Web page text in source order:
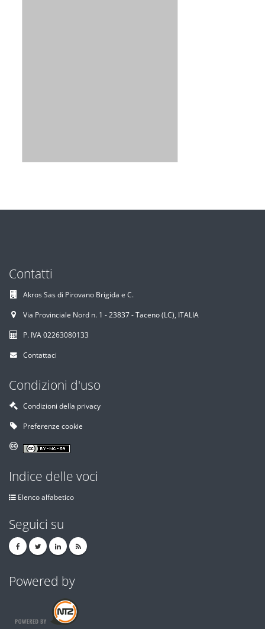
Contatti
Akros Sas di Pirovano Brigida e C.
Via Provinciale Nord n. 1 - 23837 - Taceno (LC), ITALIA
P. IVA 02263080133
Contattaci
Condizioni d'uso
Condizioni della privacy
Preferenze cookie
Indice delle voci
Elenco alfabetico
Seguici su
Powered by